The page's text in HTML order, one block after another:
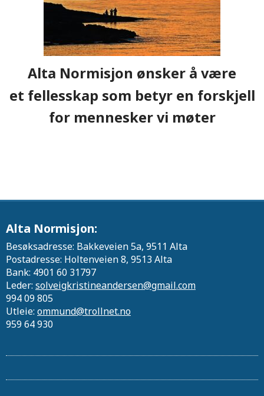
Alta Normisjon ønsker å være
et fellesskap som betyr en forskjell
for mennesker vi møter
Alta Normisjon:
Besøksadresse: Bakkeveien 5a, 9511 Alta
Postadresse: Holtenveien 8, 9513 Alta
Bank: 4901 60 31797
Leder: solveigkristineandersen@gmail.com
994 09 805
Utleie: ommund@trollnet.no
959 64 930